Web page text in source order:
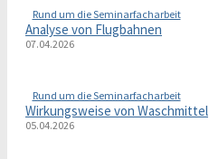
Rund um die Seminarfacharbeit
Analyse von Flugbahnen
07.04.2026
Rund um die Seminarfacharbeit
Wirkungsweise von Waschmittel
05.04.2026